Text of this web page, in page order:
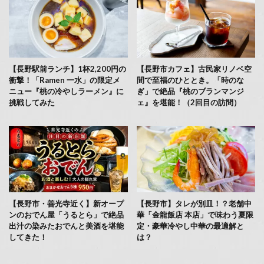
【長野駅前ランチ】1杯2,200円の
衝撃！「Ramen 一水」の限定メ
ニュー『桃の冷やしラーメン』に
挑戦してみた
【長野市カフェ】古民家リノベ空
間で至福のひととき。「時のな
ぎ」で絶品『桃のブランマンジ
ェ』を堪能！（2回目の訪問）
【長野市・善光寺近く】新オープ
ンのおでん屋「うるとら」で絶品
出汁の染みたおでんと美酒を堪能
してきた！
【長野市】タレが別皿！？老舗中
華「金龍飯店 本店」で味わう夏限
定・豪華冷やし中華の最適解と
は？